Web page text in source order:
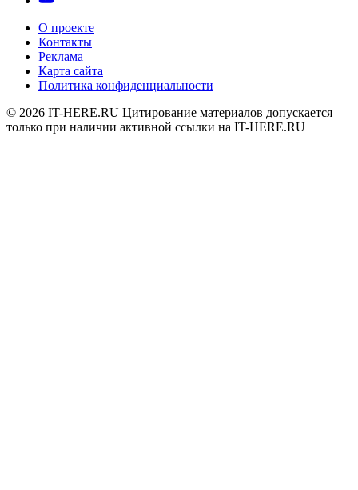
О проекте
Контакты
Реклама
Карта сайта
Политика конфиденциальности
© 2026 IT-HERE.RU Цитирование материалов допускается
только при наличии активной ссылки на IT-HERE.RU